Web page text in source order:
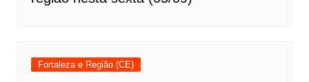
Fortaleza e Região (CE)